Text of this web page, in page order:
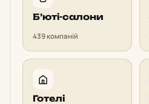
Б’юті-салони
439 компаній
Готелі